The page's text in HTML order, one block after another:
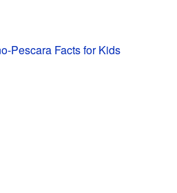
Pescara Facts for Kids